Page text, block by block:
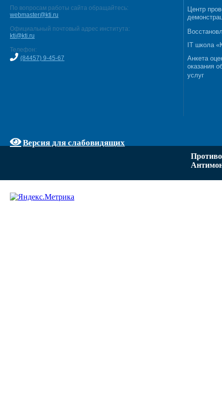
По вопросам работы сайта обращайтесь:
webmaster@kti.ru
Официальный почтовый адрес института:
kti@kti.ru
Телефон:
(84457) 9-45-67
Версия для слабовидящих
Центр
IT школа
Анкета
оказания
услуг